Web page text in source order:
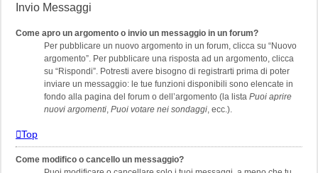
Invio Messaggi
Come apro un argomento o invio un messaggio in un forum?
Per pubblicare un nuovo argomento in un forum, clicca su “Nuovo
argomento”. Per pubblicare una risposta ad un argomento, clicca
su “Rispondi”. Potresti avere bisogno di registrarti prima di poter
inviare un messaggio: le tue funzioni disponibili sono elencate in
fondo alla pagina del forum o dell’argomento (la lista Puoi aprire
nuovi argomenti Puoi votare nei sondaggi , ecc.).
Top
Come modifico o cancello un messaggio?